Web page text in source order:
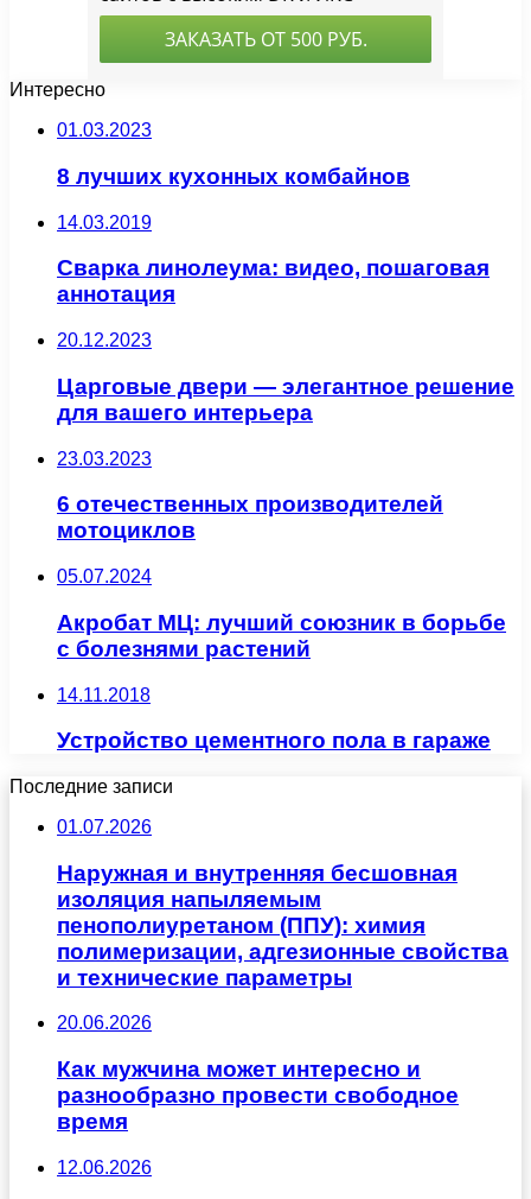
Интересно
01.03.2023
8 лучших кухонных комбайнов
14.03.2019
Сварка линолеума: видео, пошаговая
аннотация
20.12.2023
Царговые двери — элегантное решение
для вашего интерьера
23.03.2023
6 отечественных производителей
мотоциклов
05.07.2024
Акробат МЦ: лучший союзник в борьбе
с болезнями растений
14.11.2018
Устройство цементного пола в гараже
Последние записи
01.07.2026
Наружная и внутренняя бесшовная
изоляция напыляемым
пенополиуретаном (ППУ): химия
полимеризации, адгезионные свойства
и технические параметры
20.06.2026
Как мужчина может интересно и
разнообразно провести свободное
время
12.06.2026